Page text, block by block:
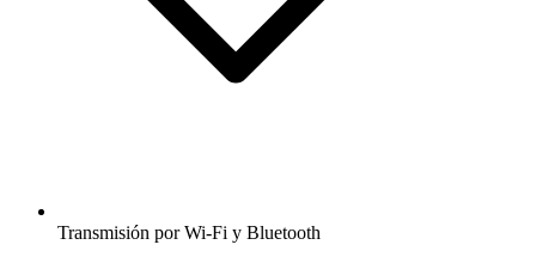
Transmisión por Wi-Fi y Bluetooth